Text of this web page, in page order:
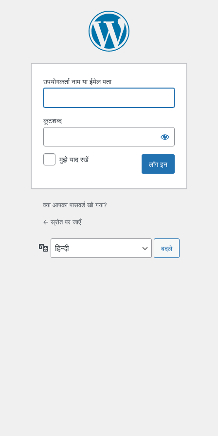
उपयोगकर्ता नाम या ईमेल पता
कूटशब्द
मुझे याद रखें
क्या आपका पासवर्ड खो गया?
← स्रोत पर जाएँ
भाषा